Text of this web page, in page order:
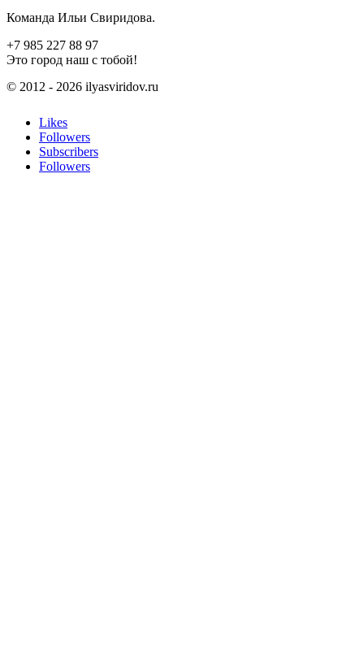
Команда Ильи Свиридова.
+7 985 227 88 97
Это город наш с тобой!
© 2012 - 2026 ilyasviridov.ru
Likes
Followers
Subscribers
Followers